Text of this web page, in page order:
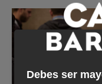
Debes ser